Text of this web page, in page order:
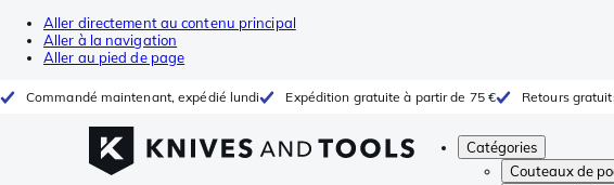
Aller directement au contenu principal
Aller à la navigation
Aller au pied de page
Commandé maintenant, expédié lundi Expédition gratuite à partir de 75 € Retours
Catégories
Couteaux de